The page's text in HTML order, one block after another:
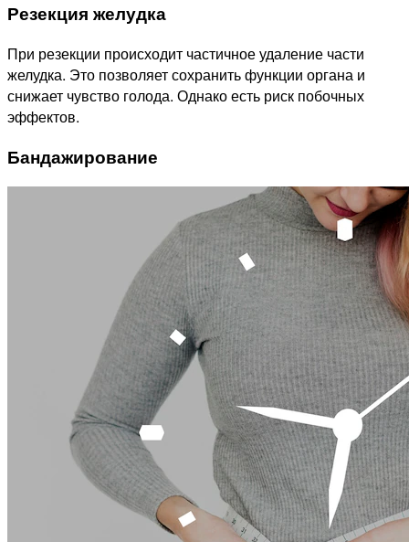
Резекция желудка
При резекции происходит частичное удаление части
желудка. Это позволяет сохранить функции органа и
снижает чувство голода. Однако есть риск побочных
эффектов.
Бандажирование